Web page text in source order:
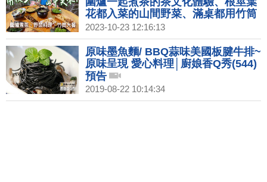
花都入菜的山間野菜、滿桌都用竹筒
料理的竹筒大餐！南投出遊或招待外
國朋友都超適合的台灣飲食體驗！｜
1000步的繽紛台灣(449)
2023-10-23 12:16:13
原味墨魚麵/ BBQ蒜味美國板腱牛排~
原味呈現 愛心料理│廚娘香Q秀(544)
預告
2019-08-22 10:14:34